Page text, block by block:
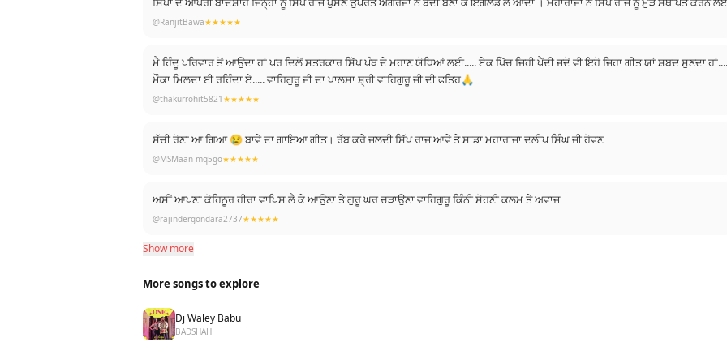
ਨੂੰ ਸਾਕਾਰ ਕਰਨ ਲਈ "ਸਿੱਖ" ਨੀਤਾਂ ਪਤ੍ਰੀ " ਰਾਜ ਕਰੇਗਾ ਖਾਲਸਾ " ਅਰਦਾਸ ਕਰਦਾ ਹੈ ਤੇ ਮੰਤਵ ਦੀ ਪੂਰਤੀ ਲਈ ਸ਼ੰਘਰਸ਼ਸ਼ੀਲ ਹੈ ।ਜਿਸ ਵਿੱਚ ਸਭ ਧਰਮਾਂ , ਜਾਤਾਂ
@RanjitBawa★★★★★
ਮੈ ਹਿੰਦੂ ਪਰਿਵਾਰ ਤੋਂ ਆਉਂਦਾ ਹਾਂ ਪਰ ਦਿਲੋਂ ਸਤਰਕਾਰ ਸਿੱਖ ਪੰਥ ਦੇ ਮਹਾਣ ਯੋਧਿਆਂ ਲਈ..... ਏਕ ਖਿੱਚ ਜਿਹੀ ਪੈਂਦੀ ਜਦੋਂ ਵੀ ਇਹੋ ਜਿਹਾ ਗੀਤ ਯਾਂ ਸ਼ਬਦ ਸੁਣਦਾ ਹਾਂ..... ਮੈਨੂੰ ਮਾਣ ਹੈ ਕੇ ਸਿੱਖ ਇਤਿਹਾਸ ਨੂੰ ਜਾਣਨ ਤੇ ਸਮਝਣ ਦਾ
ਮੌਕਾ ਮਿਲਦਾ ਈ ਰਹਿੰਦਾ ਏ..... ਵਾਹਿਗੁਰੂ ਜੀ ਦਾ ਖਾਲਸਾ ਸ਼੍ਰੀ ਵਾਹਿਗੁਰੂ ਜੀ ਦੀ ਫਤਿਹ🙏
@thakurrohit5821 ★★★★★
ਸੱਚੀ ਰੋਣਾ ਆ ਗਿਆ 😢 ਬਾਵੇ ਦਾ ਗਾਇਆ ਗੀਤ। ਰੱਬ ਕਰੇ ਜਲਦੀ ਸਿੱਖ ਰਾਜ ਆਵੇ ਤੇ ਸਾਡਾ ਮਹਾਰਾਜਾ ਦਲੀਪ ਸਿੰਘ ਜੀ ਹੋਵਣ
@MSMaan-mq5go★★★★★
ਅਸੀਂ ਆਪਣਾ ਕੋਹਿਨੂਰ ਹੀਰਾ ਵਾਪਿਸ ਲੈ ਕੇ ਆਉਣਾ ਤੇ ਗੁਰੂ ਘਰ ਚੜਾਉਣਾ ਵਾਹਿਗੁਰੂ ਕਿੰਨੀ ਸੋਹਣੀ ਕਲਮ ਤੇ ਅਵਾਜ
@rajindergondara2737★★★★★
Show more
More songs to explore
Dj Waley Babu
BADSHAH